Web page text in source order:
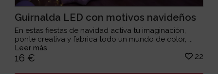
Guirnalda LED con motivos navideños
En estas fiestas de navidad activa tu imaginación,
ponte creativa y fabrica todo un mundo de color, ...
Leer más
16 € 22